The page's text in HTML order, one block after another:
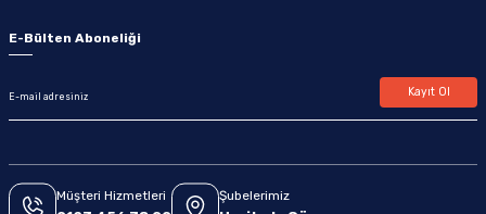
E-Bülten Aboneliği
Kayıt Ol
Müşteri Hizmetleri Şubelerimiz